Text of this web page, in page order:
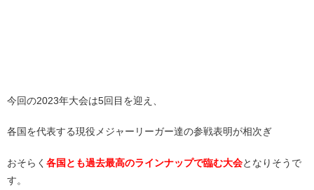
今回の2023年大会は5回目を迎え、
各国を代表する現役メジャーリーガー達の参戦表明が相次ぎ
おそらく 各国とも過去最高のラインナップで臨む大会となりそうで
す。